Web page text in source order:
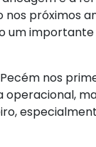
próximos
nos